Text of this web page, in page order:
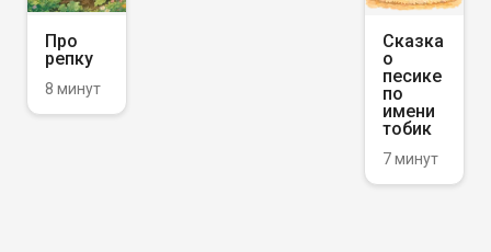
Про
репку
8 минут
Сказка
о
песике
по
имени
тобик
7 минут